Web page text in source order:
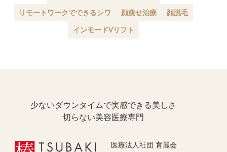
リモートワークでできるシワ 顔痩せ治療 顔脱毛
インモードVリフト
少ないダウンタイムで実感できる美しさ
切らない美容医療専門
医療法人社団 育麗会